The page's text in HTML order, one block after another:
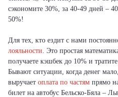
сэкономите 30%, за 40-49 дней –
50%!
Для тех, кто ездит с нами
лояльности. Это простая
получаете кэшбек до 10% и
Бывают ситуации, когда денег
выручает оплата по частям прямо
билет на автобус Бельско-Бяла –